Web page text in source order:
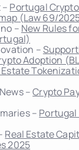
Portugal
(Law 69/
– New Rules
–
Adoption
Estate
–Crypto
– Portugal
Real Estate
2025